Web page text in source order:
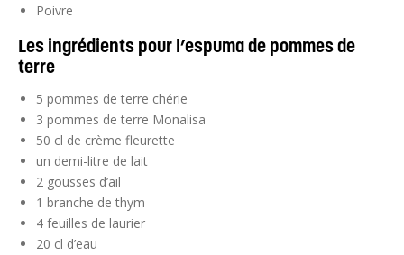
Poivre
Les ingrédients pour l’espuma de pommes de
terre
5 pommes de terre chérie
3 pommes de terre Monalisa
50 cl de crème fleurette
un demi-litre de lait
2 gousses d’ail
1 branche de thym
4 feuilles de laurier
20 cl d’eau